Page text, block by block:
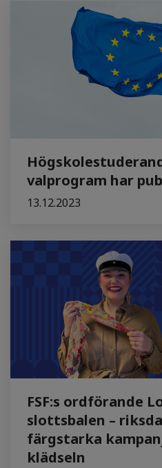
valprogram har
13.12.2023
FSF:s ordförande
slottsbalen –
färgstarka
klädseln